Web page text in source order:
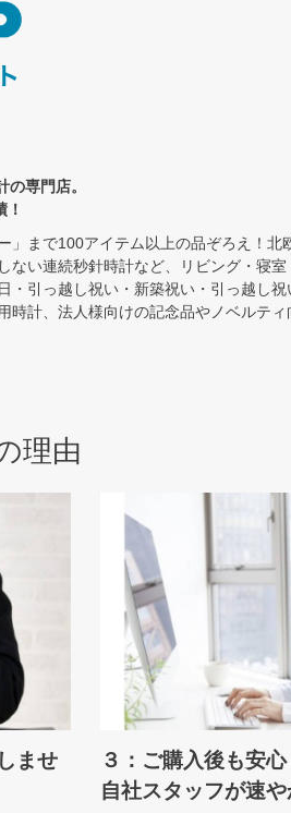
専門店。
」まで100アイテム以上の品ぞろえ！北
い連続秒針時計など、リビング・寝
引っ越し祝い・新築祝い・引っ越し
計、法人様向けの記念品やノベルテ
理由
ませ
３：ご購入後も安
自社スタッフが速や